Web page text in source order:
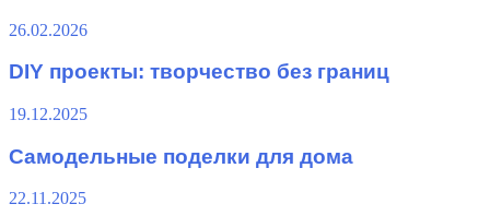
26.02.2026
DIY проекты: творчество без границ
19.12.2025
Самодельные поделки для дома
22.11.2025